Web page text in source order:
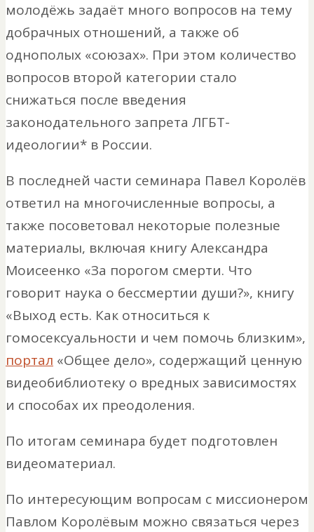
молодёжь задаёт много вопросов на тему
добрачных отношений, а также об
однополых «союзах». При этом количество
вопросов второй категории стало
снижаться после введения
законодательного запрета ЛГБТ-
идеологии* в России.
В последней части семинара Павел Королёв
ответил на многочисленные вопросы, а
также посоветовал некоторые полезные
материалы, включая книгу Александра
Моисеенко «За порогом смерти. Что
говорит наука о бессмертии души?», книгу
«Выход есть. Как относиться к
гомосексуальности и чем помочь близким»,
портал «Общее дело», содержащий ценную
видеобиблиотеку о вредных зависимостях
и способах их преодоления.
По итогам семинара будет подготовлен
видеоматериал.
По интересующим вопросам с миссионером
Павлом Королёвым можно связаться через